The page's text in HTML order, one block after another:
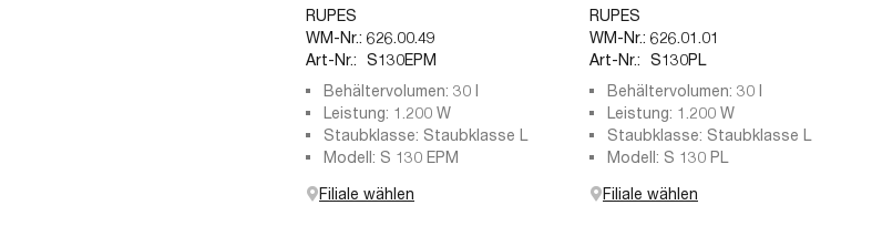
RUPES
WM-Nr.: 626.00.49
Art-Nr.: S130EPM
Behältervolumen: 30 l
Leistung: 1.200 W
Staubklasse: Staubklasse L
Modell: S 130 EPM
Filiale wählen
RUPES
WM-Nr.: 626.01.01
Art-Nr.: S130PL
Behältervolumen: 30 l
Leistung: 1.200 W
Staubklasse: Staubklasse L
Modell: S 130 PL
Filiale wählen